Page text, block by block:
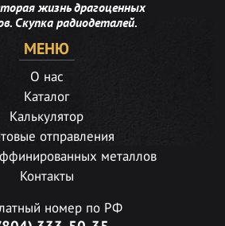
жизнь драгоценных
Скупка радиодеталей.
МЕНЮ
О нас
Каталог
Калькулятор
отправления
металлов
Контакты
номер по РФ